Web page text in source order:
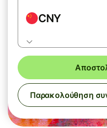
CNY
Παρακολούθηση